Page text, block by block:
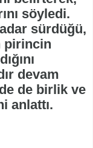
söyledi.
sürdüğü,
pirincin
devam
de birlik ve
anlattı.